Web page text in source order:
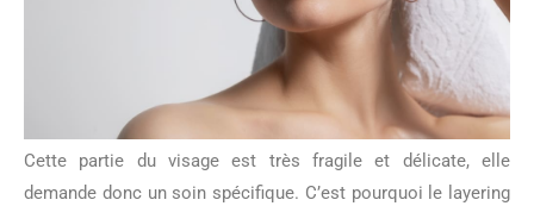
Cette partie du visage est très fragile et délicate, elle
demande donc un soin spécifique. C’est pourquoi le layering